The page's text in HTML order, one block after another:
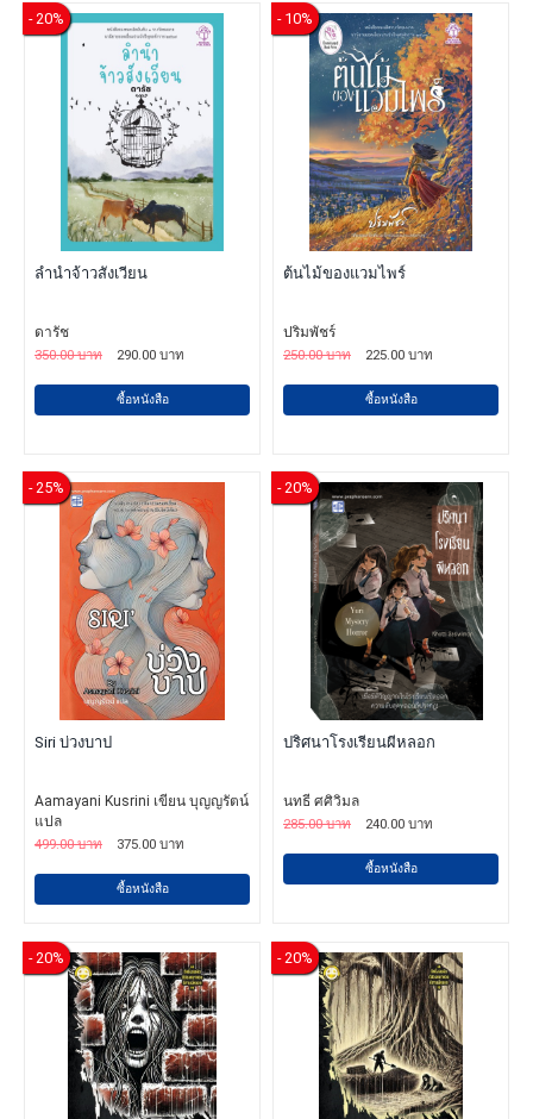
- 20%
ลำนำจ้าวสังเวียน
ดารัช
350.00 บาท
290.00 บาท
ซื้อหนังสือ
- 10%
ต้นไม้ของแวมไพร์
ปริมพัชร์
250.00 บาท
225.00 บาท
ซื้อหนังสือ
- 25%
Siri บ่วงบาป
Aamayani Kusrini เขียน บุญญรัตน์
แปล
499.00 บาท
375.00 บาท
ซื้อหนังสือ
- 20%
ปริศนาโรงเรียนผีหลอก
นทธี ศศิวิมล
285.00 บาท
240.00 บาท
ซื้อหนังสือ
- 20% - 20%